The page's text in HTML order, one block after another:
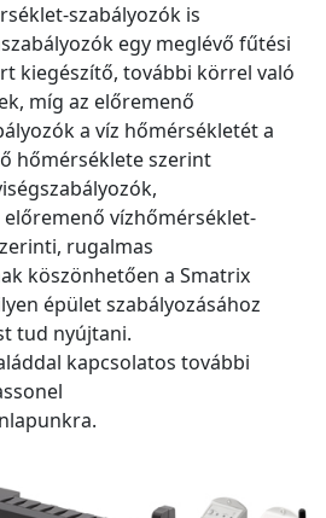
szabályozók is
egy meglévő fűtési
kiegészítő, további körrel való
míg az előremenő
a víz hőmérsékletét a
hőmérséklete szerint
vízhőmérséklet-
rugalmas
köszönhetően a Smatrix
épület szabályozásához
tud nyújtani.
kapcsolatos további